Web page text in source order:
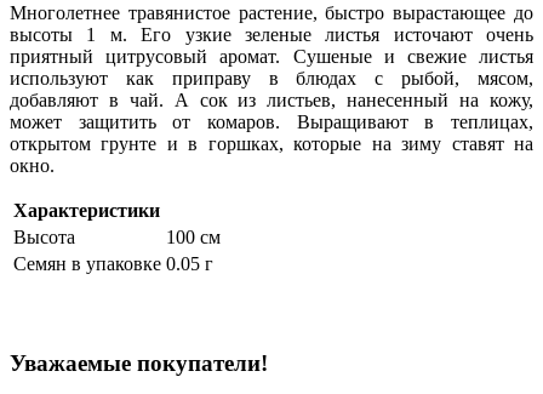
Многолетнее травянистое растение, быстро вырастающее до
высоты 1 м. Его узкие зеленые листья источают очень
приятный цитрусовый аромат. Сушеные и свежие листья
используют как приправу в блюдах с рыбой, мясом,
добавляют в чай. А сок из листьев, нанесенный на кожу,
может защитить от комаров. Выращивают в теплицах,
открытом грунте и в горшках, которые на зиму ставят на
окно.
Характеристики
Высота
100 см
Семян в упаковке 0.05 г
Уважаемые покупатели!